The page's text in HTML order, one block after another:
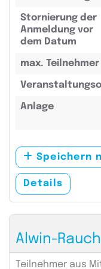
Stornierung der
Anmeldung vor
dem Datum
max. Teilnehmer
Anlage
Speichern
Details
Alwin-
Teilnehmer aus